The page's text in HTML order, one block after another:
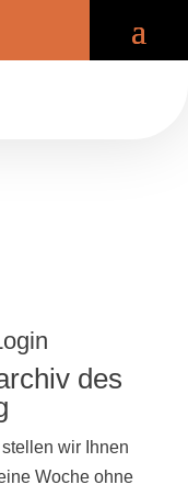
des
stellen wir Ihnen
Woche ohne